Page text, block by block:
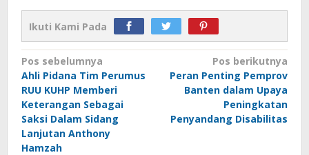
Ikuti Kami Pada
Navigasi
pos
Pos sebelumnya
Ahli Pidana Tim Perumus
RUU KUHP Memberi
Keterangan Sebagai
Saksi Dalam Sidang
Lanjutan Anthony
Hamzah
Pos berikutnya
Peran Penting Pemprov
Banten dalam Upaya
Peningkatan
Penyandang Disabilitas